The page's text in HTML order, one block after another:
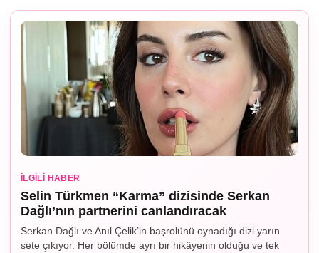
İLGILI HABER
Selin Türkmen “Karma” dizisinde Serkan
Dağlı’nın partnerini canlandıracak
Serkan Dağlı ve Anıl Çelik’in başrolünü oynadığı dizi yarın
sete çıkıyor. Her bölümde ayrı bir hikâyenin olduğu ve tek